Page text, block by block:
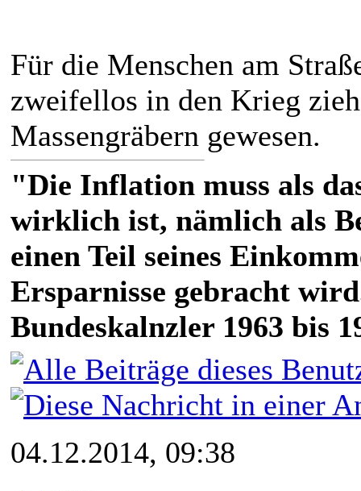
Für die Menschen am
zweifellos in den Krieg
Massengräbern gewesen.
"Die Inflation muss als
wirklich ist, nämlich als
einen Teil seines
Ersparnisse gebracht
Bundeskalnzler 1963 bis
04.12.2014, 09:38